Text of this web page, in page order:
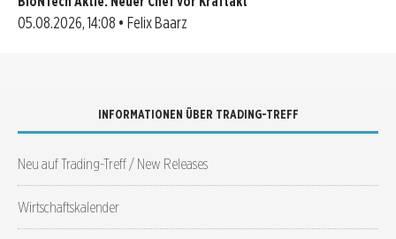
05.08.2026, 14:08 • Felix Baarz
INFORMATIONEN ÜBER TRADING-TREFF
Neu auf Trading-Treff / New Releases
Wirtschaftskalender